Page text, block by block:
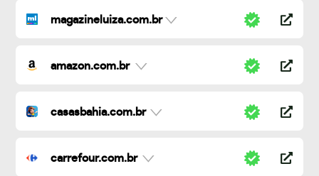
magazineluiza.com.br
amazon.com.br
casasbahia.com.br
carrefour.com.br